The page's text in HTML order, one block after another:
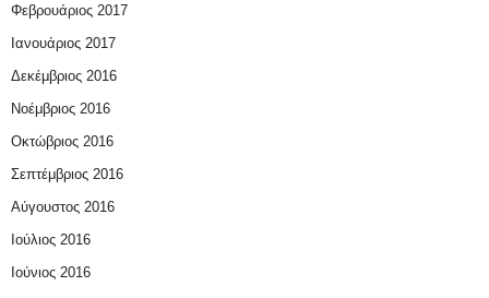
Φεβρουάριος 2017
Ιανουάριος 2017
Δεκέμβριος 2016
Νοέμβριος 2016
Οκτώβριος 2016
Σεπτέμβριος 2016
Αύγουστος 2016
Ιούλιος 2016
Ιούνιος 2016